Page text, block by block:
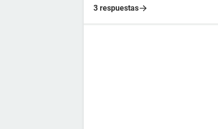
3 respuestas